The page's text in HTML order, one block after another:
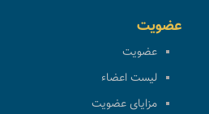
عضویت
عضویت
لیست اعضاء
مزایای عضویت